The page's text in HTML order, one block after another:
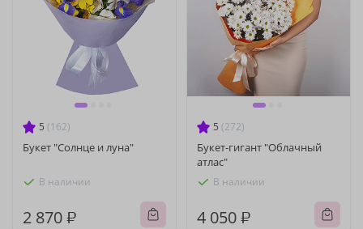
5 (162)
Букет "Солнце и луна"
В наличии
2 870 ₽
5 (272)
Букет-гигант "Облачный
атлас"
В наличии
4 050 ₽